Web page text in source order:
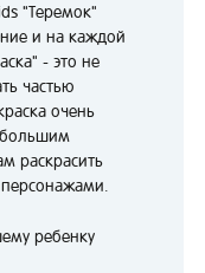
"Теремок"
и на каждой
- это не
частью
очень
большим
раскрасить
ребенку